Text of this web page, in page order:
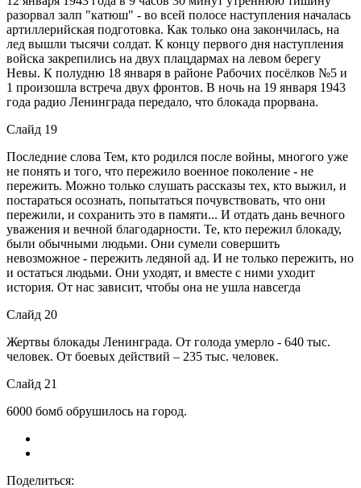
разорвал залп "катюш" - во всей полосе наступления началась
артиллерийская подготовка. Как только она закончилась, на
лед вышли тысячи солдат. К концу первого дня наступления
войска закрепились на двух плацдармах на левом берегу
Невы. К полудню 18 января в районе Рабочих посёлков №5 и
1 произошла встреча двух фронтов. В ночь на 19 января 1943
года радио Ленинграда передало, что блокада прорвана.
Слайд 19
Последние слова Тем, кто родился после войны, многого уже
не понять и того, что пережило военное поколение - не
пережить. Можно только слушать рассказы тех, кто выжил, и
постараться осознать, попытаться почувствовать, что они
пережили, и сохранить это в памяти... И отдать дань вечного
уважения и вечной благодарности. Те, кто пережил блокаду,
были обычными людьми. Они сумели совершить
невозможное - пережить ледяной ад. И не только пережить, но
и остаться людьми. Они уходят, и вместе с ними уходит
история. От нас зависит, чтобы она не ушла навсегда
Слайд 20
Жертвы блокады Ленинграда. От голода умерло - 640 тыс.
человек. От боевых действий – 235 тыс. человек.
Слайд 21
6000 бомб обрушилось на город.
Поделиться: